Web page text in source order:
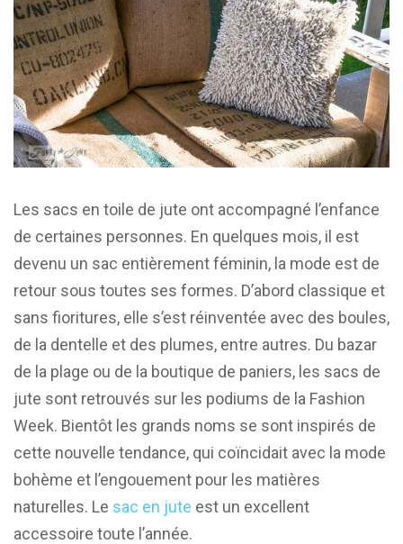
Les sacs en toile de jute ont accompagné l’enfance
de certaines personnes. En quelques mois, il est
devenu un sac entièrement féminin, la mode est de
retour sous toutes ses formes. D’abord classique et
sans fioritures, elle s’est réinventée avec des boules,
de la dentelle et des plumes, entre autres. Du bazar
de la plage ou de la boutique de paniers, les sacs de
jute sont retrouvés sur les podiums de la Fashion
Week. Bientôt les grands noms se sont inspirés de
cette nouvelle tendance, qui coïncidait avec la mode
bohème et l’engouement pour les matières
naturelles. Le sac en jute est un excellent
accessoire toute l’année.